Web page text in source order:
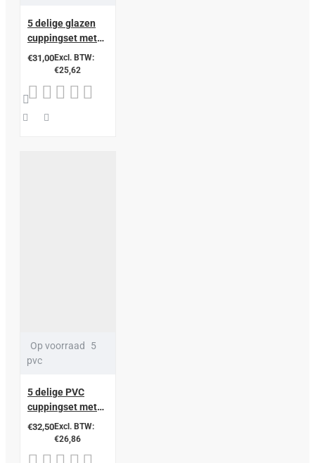
5 delige glazen
cuppingset met
balpomp 2,3,4,5, 6
cm bruin
€31,00Excl. BTW:
€25,62
Op voorraad
5
pvc
5 delige PVC
cuppingset met
balpomp 2,8-3,6-
4,6-5,8-6,8 cm
€32,50Excl. BTW:
€26,86